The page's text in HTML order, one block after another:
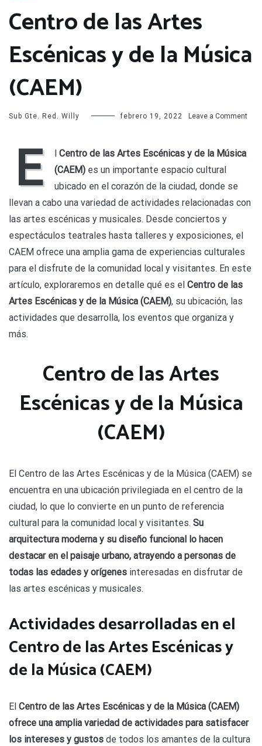
Centro de las Artes
Escénicas y de la Música
(CAEM)
Sub Gte. Red. Willy febrero 19, 2022 Leave a Commenton
la
E
Centro de las Artes Escénicas y de la Música
(CAEM) es un importante espacio cultural
ubicado en el corazón de la ciudad, donde se
llevan a cabo una variedad de actividades relacionadas con
las artes escénicas y musicales. Desde conciertos y
espectáculos teatrales hasta talleres y exposiciones, el
CAEM ofrece una amplia gama de experiencias culturales
para el disfrute de la comunidad local y visitantes. En este
artículo, exploraremos en detalle qué es el Centro de las
Artes Escénicas y de la Música (CAEM), su ubicación, las
actividades que desarrolla, los eventos que organiza y
más.
Centro de las Artes
Escénicas y de la Música
(CAEM)
El Centro de las Artes Escénicas y de la Música (CAEM) se
encuentra en una ubicación privilegiada en el centro de la
ciudad, lo que lo convierte en un punto de referencia
cultural para la comunidad local y visitantes. Su
arquitectura moderna y su diseño funcional lo hacen
destacar en el paisaje urbano, atrayendo a personas de
todas las edades y orígenes interesadas en disfrutar de
las artes escénicas y musicales.
Actividades desarrolladas en el
Centro de las Artes Escénicas y
de la Música (CAEM)
El Centro de las Artes Escénicas y de la Música (CAEM)
ofrece una amplia variedad de actividades para satisfacer
los intereses y gustos de todos los amantes de la cultura